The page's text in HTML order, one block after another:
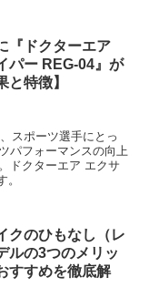
『ドクターエア
パー REG-04』が
と特徴】
スポーツ選手にとっ
パフォーマンスの向上
ドクターエア エクサ
クのひもなし（レ
ルの3つのメリッ
すすめを徹底解